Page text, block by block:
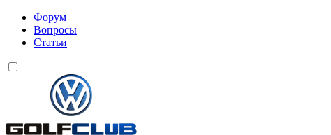
Форум
Вопросы
Статьи